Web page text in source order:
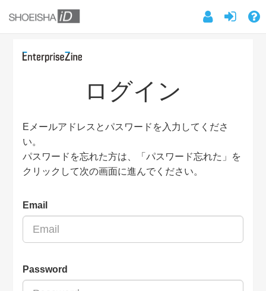
ログイン
Eメールアドレスとパスワードを入力してくださ
い。
パスワードを忘れた方は、「パスワード忘れた」を
クリックして次の画面に進んでください。
Email
Password